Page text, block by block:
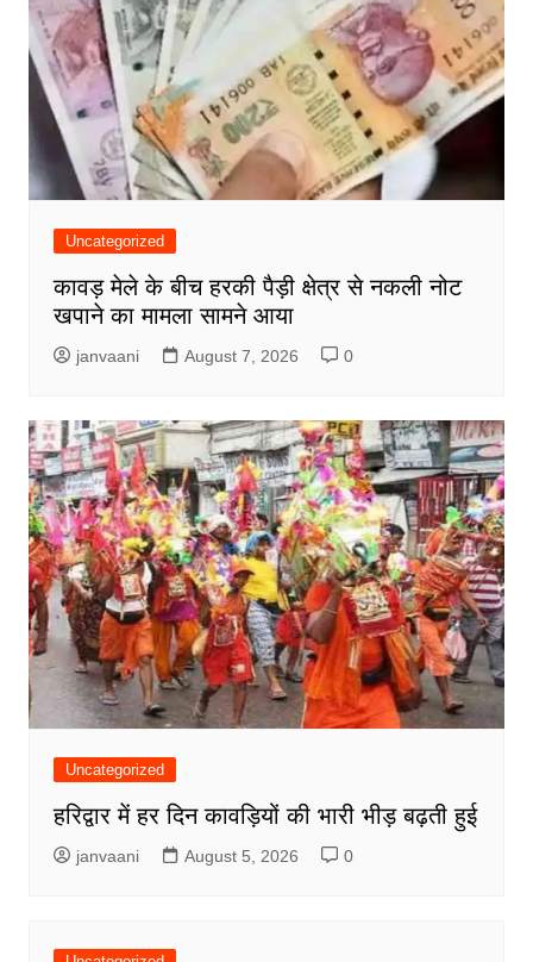
Uncategorized
कावड़ मेले के बीच हरकी पैड़ी क्षेत्र से नकली नोट
खपाने का मामला सामने आया
janvaani August 7, 2026 0
Uncategorized
हरिद्वार में हर दिन कावड़ियों की भारी भीड़ बढ़ती हुई
janvaani August 5, 2026 0